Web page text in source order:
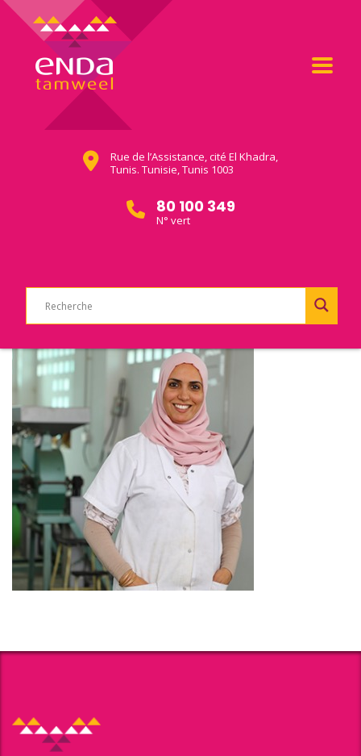
Rue de l’Assistance, cité El Khadra,
Tunis. Tunisie, Tunis 1003
80 100 349
N° vert